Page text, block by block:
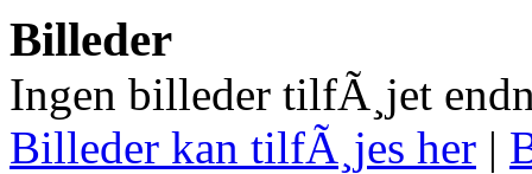
Billeder
Ingen billeder tilfÃ¸jet
Billeder kan tilfÃ¸jes her |